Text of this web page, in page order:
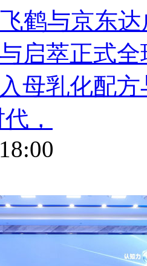
鹤与京东
启萃正式
母乳化配
，